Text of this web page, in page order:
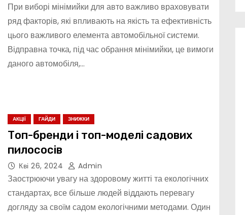
При виборі мінімийки для авто важливо враховувати
ряд факторів, які впливають на якість та ефективність
цього важливого елемента автомобільної системи.
Відправна точка, під час обрання мінімийки, це вимоги
даного автомобіля,…
АКЦІЇ ГАЙДИ ЗНИЖКИ
Топ-бренди і топ-моделі садових
пилососів
Кві 26, 2024 Admin
Заострюючи увагу на здоровому житті та екологічних
стандартах, все більше людей віддають перевагу
догляду за своїм садом екологічними методами. Один